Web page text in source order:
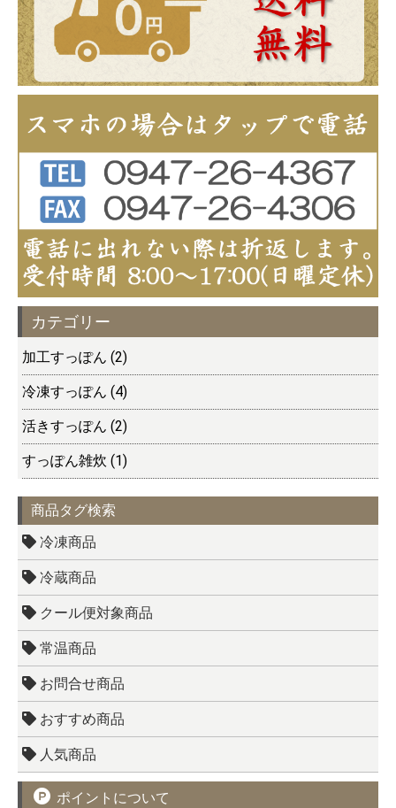
カテゴリー
加工すっぽん (2)
冷凍すっぽん (4)
活きすっぽん (2)
すっぽん雑炊 (1)
商品タグ検索
冷凍商品
冷蔵商品
クール便対象商品
常温商品
お問合せ商品
おすすめ商品
人気商品
ポイントについて